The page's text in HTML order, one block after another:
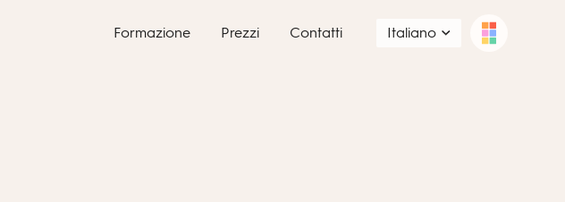
Formazione Prezzi Contatti Italiano